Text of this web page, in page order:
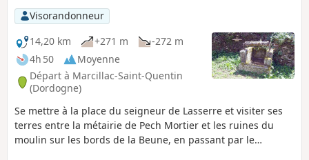
Visorandonneur
14,20 km
+271 m
-272 m
4h 50
Moyenne
Départ à Marcillac-Saint-Quentin
(Dordogne)
Se mettre à la place du seigneur de Lasserre et visiter ses
terres entre la métairie de Pech Mortier et les ruines du
moulin sur les bords de la Beune, en passant par le